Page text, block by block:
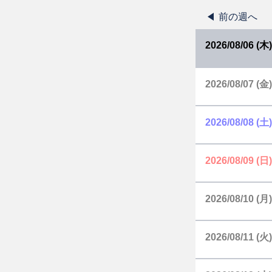
前の週へ
2026/08/06 (木)
2026/08/07 (金)
2026/08/08 (土)
2026/08/09 (日)
2026/08/10 (月)
2026/08/11 (火)